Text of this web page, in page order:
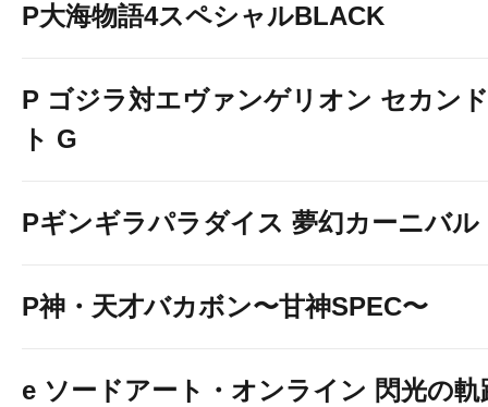
P大海物語4スペシャルBLACK
P ゴジラ対エヴァンゲリオン セカン
ト G
Pギンギラパラダイス 夢幻カーニバル
P神・天才バカボン〜甘神SPEC〜
e ソードアート・オンライン 閃光の軌